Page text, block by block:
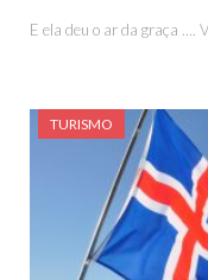
E ela deu o ar da graça ….
TURISMO